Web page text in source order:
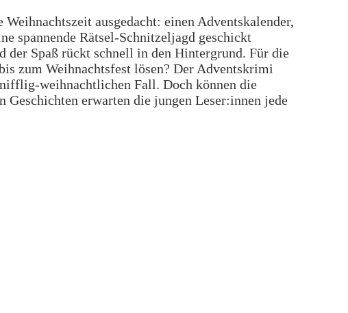
ausgedacht: einen Adventskalender,
spannende Rätsel-Schnitzeljagd geschickt
der Spaß rückt schnell in den Hintergrund. Für die
zum Weihnachtsfest lösen? Der Adventskrimi
weihnachtlichen Fall. Doch können die
Geschichten erwarten die jungen Leser:innen jede